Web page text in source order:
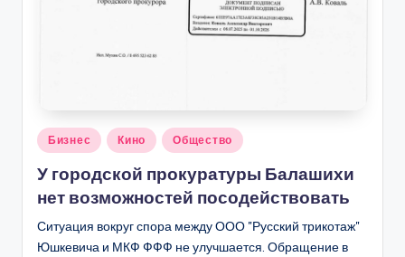
Опубликовано
Бизнес Кино Общество
У городской прокуратуры Балашихи
нет возможностей посодействовать
Ситуация вокруг спора между ООО "Русский трикотаж"
Юшкевича и МКФ ФФФ не улучшается. Обращение в